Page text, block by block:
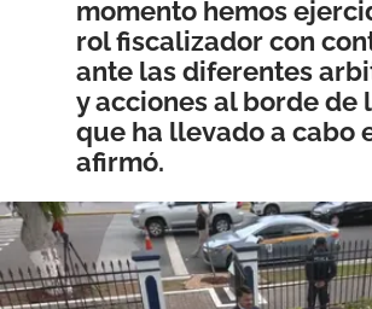
momento hemos
rol fiscalizador con
ante las diferentes
y acciones al borde
que ha llevado a cabo
afirmó.